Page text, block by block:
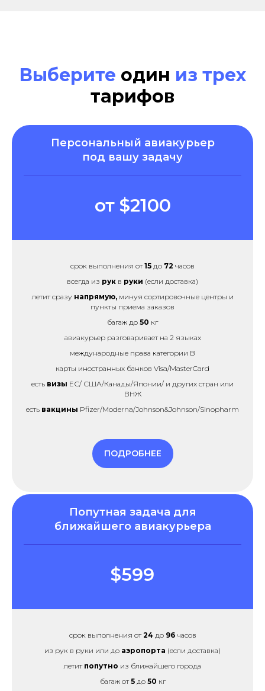
Выберите один из трех
тарифов
Персональный авиакурьер
под вашу задачу
от $2100
срок выполнения от15 до 72 часов
всегда из рук в руки (если доставка)
летит сразу напрямую, минуя сортировочные центры и
пункты приема заказов
багаж до 50 кг
авиакурьер разговаривает на 2 языках
международные права категории B
карты иностранных банков Visa/MasterCard
есть визы ЕС/ США/Канады/Японии/ и других стран или
ВНЖ
есть вакцины Pfizer/Moderna/Johnson&Johnson/Sinopharm
ПОДРОБНЕЕ
Попутная задача для
ближайшего авиакурьера
$599
срок выполнения от24 до 96часов
из рук в руки или до аэропорта (если доставка)
летит попутно из ближайшего города
багаж от5 до 50 кг